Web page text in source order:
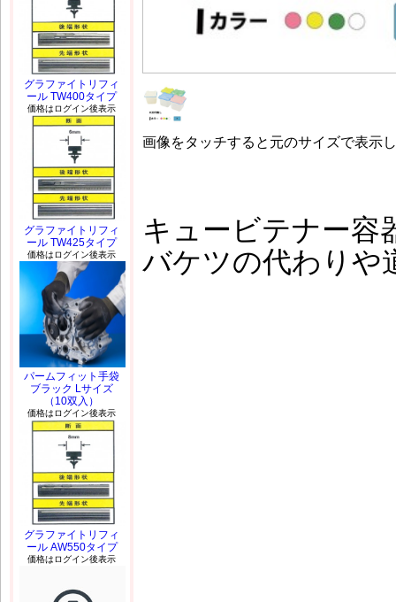
画像をタッチすると元のサイズで表示
キュービテナー容
バケツの代わりや
グラファイトリフィ
ール TW400タイプ
価格はログイン後表示
グラファイトリフィ
ール TW425タイプ
価格はログイン後表示
パームフィット手袋
ブラック Lサイズ
（10双入）
価格はログイン後表示
グラファイトリフィ
ール AW550タイプ
価格はログイン後表示